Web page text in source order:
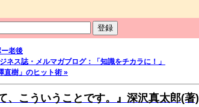
老後
ネス誌・メルマガブログ：「知識をチカラに！」
直樹」のヒット術 »
、こういうことです。』深沢真太郎(著)